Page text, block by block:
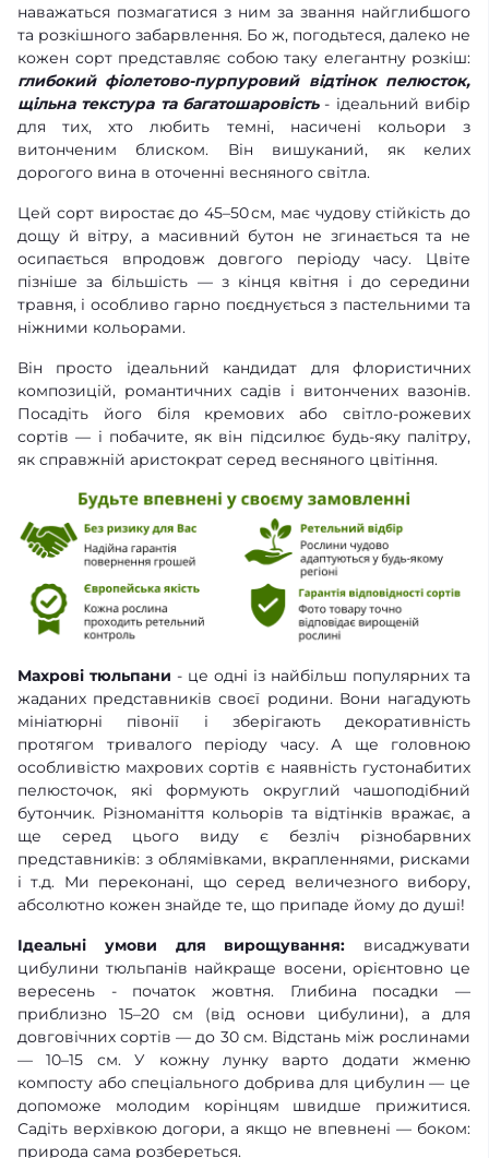
наважаться позмагатися з ним за звання найглибшого
та розкішного забарвлення. Бо ж, погодьтеся, далеко не
кожен сорт представляє собою таку елегантну розкіш:
глибокий фіолетово-пурпуровий відтінок пелюсток,
щільна текстура та багатошаровість- ідеальний вибір
для тих, хто любить темні, насичені кольори з
витонченим блиском. Він вишуканий, як келих
дорогого вина в оточенні весняного світла.
Цей сорт виростає до 45–50 см, має чудову стійкість до
дощу й вітру, а масивний бутон не згинається та не
осипається впродовж довгого періоду часу. Цвіте
пізніше за більшість — з кінця квітня і до середини
травня, і особливо гарно поєднується з пастельними та
ніжними кольорами.
Він просто ідеальний кандидат для флористичних
композицій, романтичних садів і витончених вазонів.
Посадіть його біля кремових або світло-рожевих
сортів — і побачите, як він підсилює будь-яку палітру,
як справжній аристократ серед весняного цвітіння.
Махрові тюльпани - це одні із найбільш популярних та
жаданих представників своєї родини. Вони нагадують
мініатюрні півонії і зберігають декоративність
протягом тривалого періоду часу. А ще головною
особливістю махрових сортів є наявність густонабитих
пелюсточок, які формують округлий чашоподібний
бутончик. Різноманіття кольорів та відтінків вражає, а
ще серед цього виду є безліч різнобарвних
представників: з облямівками, вкрапленнями, рисками
і т.д. Ми переконані, що серед величезного вибору,
абсолютно кожен знайде те, що припаде йому до душі!
Ідеальні умови для вирощування: висаджувати
цибулини тюльпанів найкраще восени, орієнтовно це
вересень - початок жовтня. Глибина посадки —
приблизно 15–20 см (від основи цибулини), а для
довговічних сортів — до 30 см. Відстань між рослинами
— 10–15 см. У кожну лунку варто додати жменю
компосту або спеціального добрива для цибулин — це
допоможе молодим корінцям швидше прижитися.
Садіть верхівкою догори, а якщо не впевнені — боком:
природа сама розбереться.